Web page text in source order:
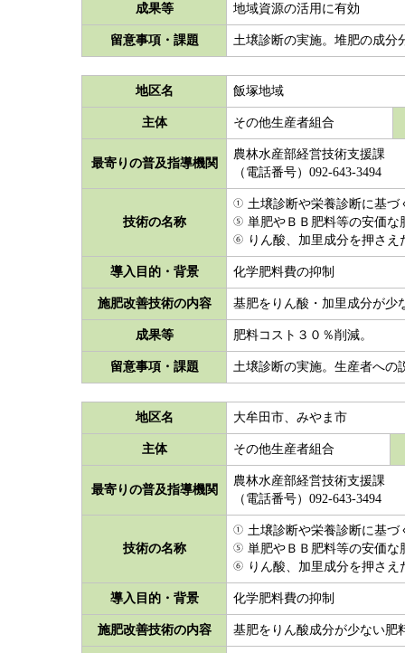
成果等 地域資源の活用に有効
留意事項・課題 土壌診断の実施。堆肥の成分
地区名 飯塚地域
主体 その他生産者組合
最寄りの普及指導機関
農林水産部経営技術支援課
（電話番号）092-643-3494
技術の名称
土壌診断や栄養診断に基づ
単肥やＢＢ肥料等の安価な
りん酸、加里成分を押さ
導入目的・背景 化学肥料費の抑制
施肥改善技術の内容 基肥をりん酸・加里成分が少
成果等 肥料コスト３０％削減。
留意事項・課題 土壌診断の実施。生産者への
地区名 大牟田市、みやま市
主体 その他生産者組合
最寄りの普及指導機関
農林水産部経営技術支援課
（電話番号）092-643-3494
技術の名称
土壌診断や栄養診断に基づ
単肥やＢＢ肥料等の安価な
りん酸、加里成分を押さ
導入目的・背景 化学肥料費の抑制
施肥改善技術の内容 基肥をりん酸成分が少ない肥